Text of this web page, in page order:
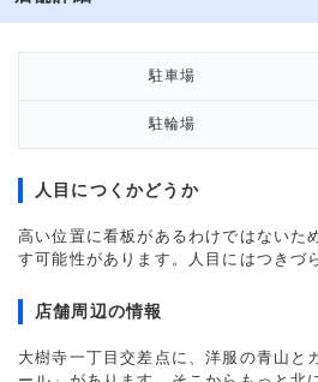
駐車場
駐輪場
人目につくかどうか
高い位置に看板があるわけではないた
す可能性があります。人目にはつきづ
店舗周辺の情報
大樹寺一丁目交差点に、洋服の青山と